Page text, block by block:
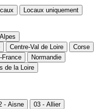
Locaux uniquement
Centre-Val de Loire
Corse
France
Normandie
de la Loire
- Aisne
03 - Allier